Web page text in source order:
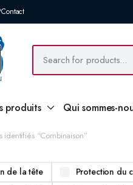
Contact
produits Qui sommes-
identifiés “Combinaison”
de la tête Protection du